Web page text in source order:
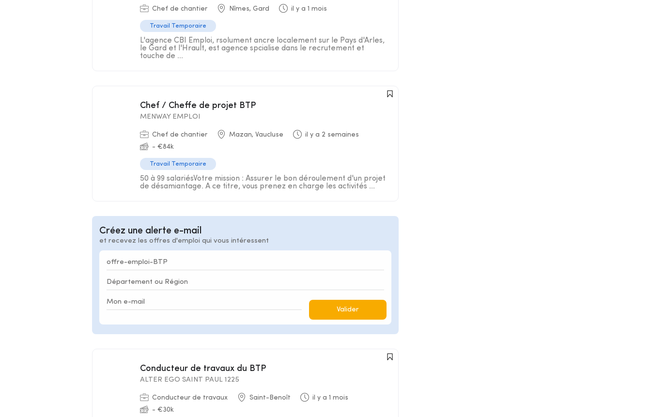
Chef de chantier Nîmes, Gard il y a 1 mois
Travail Temporaire
L'agence CBI Emploi, rsolument ancre localement sur le Pays d'Arles,
le Gard et l'Hrault, est agence spcialise dans le recrutement et
touche de ...
Chef / Cheffe de projet BTP
MENWAY EMPLOI
Chef de chantier Mazan, Vaucluse
il y a 2 semaines
- €84k
Travail Temporaire
50 à 99 salariésVotre mission : Assurer le bon déroulement d'un projet
de désamiantage. A ce titre, vous prenez en charge les activités ...
Créez une alerte e-mail
et recevez les offres d'emploi qui vous intéressent
Valider
Conducteur de travaux du BTP
ALTER EGO SAINT PAUL 1225
Conducteur de travaux Saint-Benoît
il y a 1 mois
- €30k